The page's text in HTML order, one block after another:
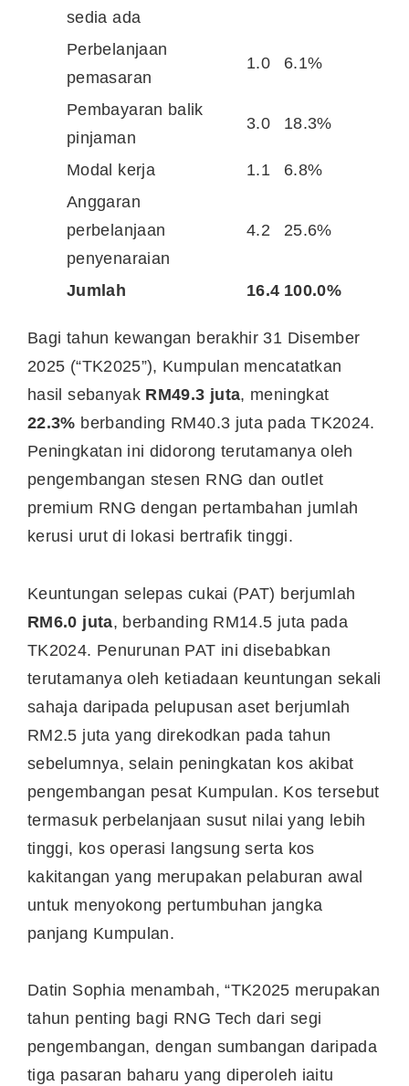
sedia ada
Perbelanjaan
pemasaran
1.0 6.1%
Pembayaran balik
pinjaman
3.0 18.3%
Modal kerja 1.1
6.8%
Anggaran
perbelanjaan
penyenaraian
4.2 25.6%
Jumlah 16.4 100.0%
Bagi tahun kewangan berakhir 31 Disember
2025 (“TK2025”), Kumpulan mencatatkan
hasil sebanyak RM49.3 juta, meningkat
22.3% berbanding RM40.3 juta pada TK2024.
Peningkatan ini didorong terutamanya oleh
pengembangan stesen RNG dan outlet
premium RNG dengan pertambahan jumlah
kerusi urut di lokasi bertrafik tinggi.
Keuntungan selepas cukai (PAT) berjumlah
RM6.0 juta, berbanding RM14.5 juta pada
TK2024. Penurunan PAT ini disebabkan
terutamanya oleh ketiadaan keuntungan sekali
sahaja daripada pelupusan aset berjumlah
RM2.5 juta yang direkodkan pada tahun
sebelumnya, selain peningkatan kos akibat
pengembangan pesat Kumpulan. Kos tersebut
termasuk perbelanjaan susut nilai yang lebih
tinggi, kos operasi langsung serta kos
kakitangan yang merupakan pelaburan awal
untuk menyokong pertumbuhan jangka
panjang Kumpulan.
Datin Sophia menambah, “TK2025 merupakan
tahun penting bagi RNG Tech dari segi
pengembangan, dengan sumbangan daripada
tiga pasaran baharu yang diperoleh iaitu